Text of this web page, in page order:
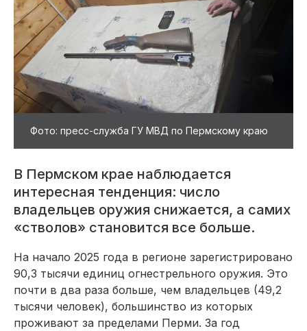
Фото: пресс-служба ГУ МВД по Пермскому краю
В Пермском крае наблюдается
интересная тенденция: число
владельцев оружия снижается, а самих
«стволов» становится все больше.
На начало 2025 года в регионе зарегистрировано
90,3 тысячи единиц огнестрельного оружия. Это
почти в два раза больше, чем владельцев (49,2
тысячи человек), большинство из которых
проживают за пределами Перми. За год